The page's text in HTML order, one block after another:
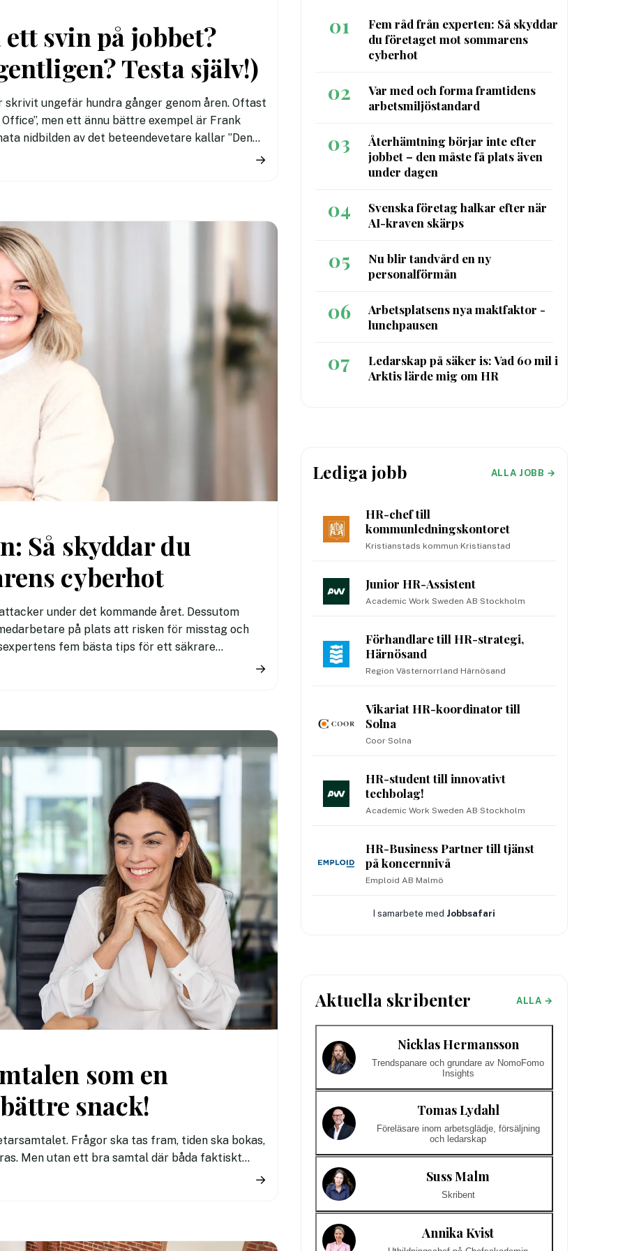
svin på jobbet?
Testa själv!)
ungefär hundra gånger genom åren. Oftast
men ett ännu bättre exempel är Frank
nidbilden av det beteendevetare kallar ”Den
→
Så skyddar du
cyberhot
under det kommande året. Dessutom
på plats att risken för misstag och
fem bästa tips för ett säkrare
→
som en
snack!
Frågor ska tas fram, tiden ska bokas,
Men utan ett bra samtal där båda faktiskt
monolog hjälper det inte mycket att ni hade en→
01
Fem råd från experten: Så skyddar
du företaget mot sommarens
cyberhot
02
Var med och forma framtidens
arbetsmiljöstandard
03
Återhämtning börjar inte efter
jobbet – den måste få plats även
under dagen
04
Svenska företag halkar efter när
AI-kraven skärps
05
Nu blir tandvård en ny
personalförmån
06
Arbetsplatsens nya maktfaktor -
lunchpausen
07
Ledarskap på säker is: Vad 60 mil i
Arktis lärde mig om HR
Lediga jobb ALLA JOBB →
HR-chef till
kommunledningskontoret
Kristianstads kommun·Kristianstad
Junior HR-Assistent
Academic Work Sweden AB·Stockholm
Förhandlare till HR-strategi,
Härnösand
Region Västernorrland·Härnösand
Vikariat HR-koordinator till
Solna
Coor·Solna
HR-student till innovativt
techbolag!
Academic Work Sweden AB·Stockholm
HR-Business Partner till tjänst
på koncernnivå
Emploid AB·Malmö
I samarbete med Jobbsafari
Aktuella skribenter ALLA →
Nicklas Hermansson
Trendspanare och grundare av NomoFomo
Insights
Tomas Lydahl
Föreläsare inom arbetsglädje, försäljning
och ledarskap
Suss Malm
Skribent
Annika Kvist